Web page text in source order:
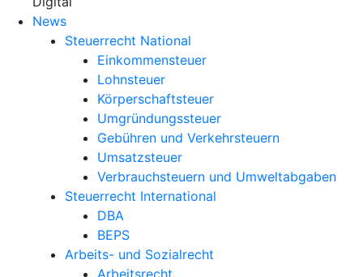
News
Steuerrecht National
Einkommensteuer
Lohnsteuer
Körperschaftsteuer
Umgründungssteuer
Gebühren und Verkehrsteuern
Umsatzsteuer
Verbrauchsteuern und Umweltabgaben
Steuerrecht International
DBA
BEPS
Arbeits- und Sozialrecht
Arbeitsrecht